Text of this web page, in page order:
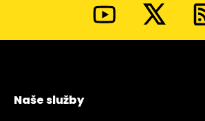
Naše služby